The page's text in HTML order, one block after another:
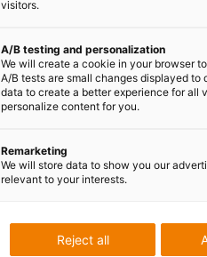
visitors.
A/B testing and personalization
We will create a cookie in your browser
A/B tests are small changes displayed to
data to create a better experience for all
personalize content for you.
Remarketing
We will store data to show you our
relevant to your interests.
Reject all